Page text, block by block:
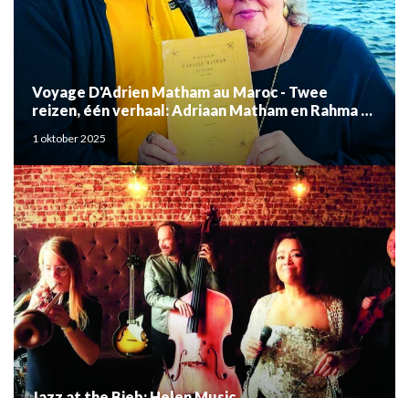
Voyage D'Adrien Matham au Maroc - Twee
reizen, één verhaal: Adriaan Matham en Rahma el
Mouden
1 oktober 2025